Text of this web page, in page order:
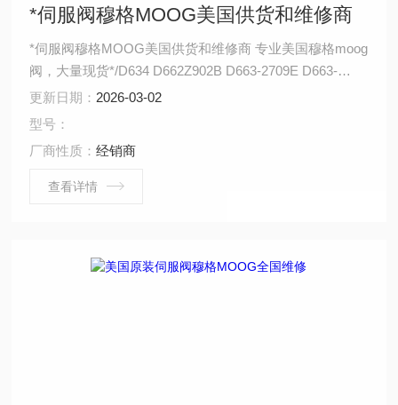
*伺服阀穆格MOOG美国供货和维修商
*伺服阀穆格MOOG美国供货和维修商 专业美国穆格moog
阀，大量现货*/D634 D662Z902B D663-2709E D663-
344C D663-7205 D663Z2770H D664-2708E D664-375K
D664-519 D664-5302 D664Z4710B D682Z4706B
更新日期： 2026-03-02
型号：
厂商性质：经销商
查看详情